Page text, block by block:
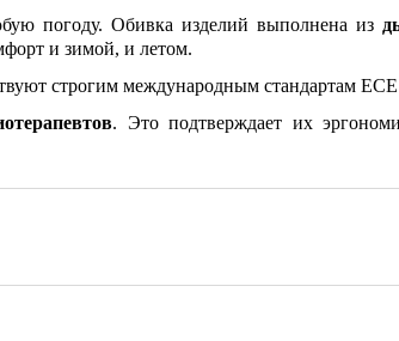
погоду. Обивка изделий выполнена из
и зимой, и летом.
строгим международным стандартам
. Это подтверждает их